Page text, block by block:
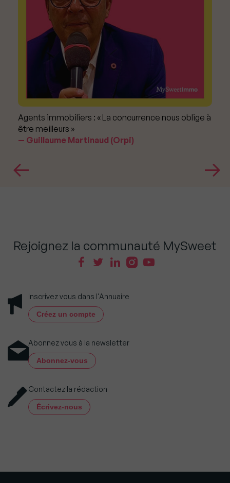
Agents immobiliers : « La concurrence nous oblige à
être meilleurs »
Guillaume Martinaud (Orpi)
Rejoignez la communauté MySweet
Inscrivez vous dans l'Annuaire
Créez un compte
Abonnez vous à la newsletter
Abonnez-vous
Contactez la rédaction
Écrivez-nous